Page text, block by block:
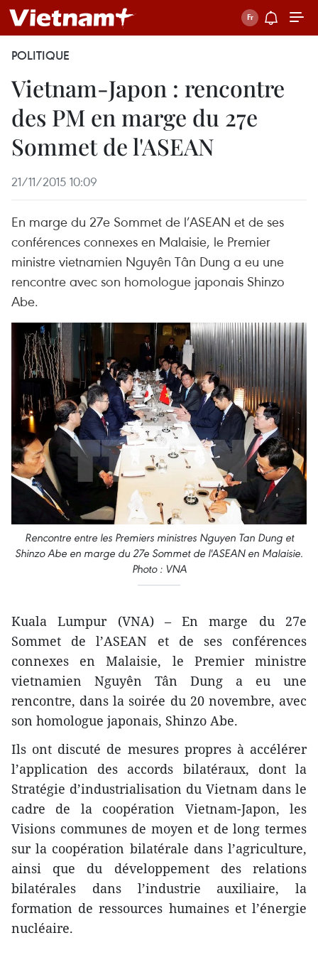
POLITIQUE
Vietnam-Japon : rencontre
des PM en marge du 27e
Sommet de l'ASEAN
21/11/2015 10:09
En marge du 27e Sommet de l’ASEAN et de ses
conférences connexes en Malaisie, le Premier
ministre vietnamien Nguyên Tân Dung a eu une
rencontre avec son homologue japonais Shinzo
Abe.
Rencontre entre les Premiers ministres Nguyen Tan Dung et
Shinzo Abe en marge du 27e Sommet de l'ASEAN en Malaisie.
Photo : VNA
Kuala Lumpur (VNA) – En marge du 27e
Sommet de l’ASEAN et de ses conférences
connexes en Malaisie, le Premier ministre
vietnamien Nguyên Tân Dung a eu une
rencontre, dans la soirée du 20 novembre, avec
son homologue japonais, Shinzo Abe.
Ils ont discuté de mesures ​propres à accélérer
l’application des accords bilatéraux, dont la
Stratégie d’industrialisation du Vietnam dans le
cadre de la coopération Vietnam-Japon, les
Visions communes de moyen et de long termes
sur la coopération bilatérale dans l’agriculture,
ainsi que du développement des relations
bilatérales dans l’industrie auxiliaire, la
formation de ressources humaines et l’énergie
nucléaire.